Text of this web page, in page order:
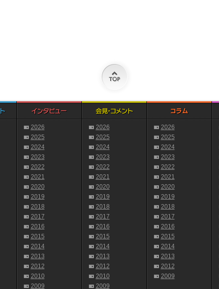
2026
2025
2024
2023
2022
2021
2020
2019
2018
2017
2016
2015
2014
2013
2012
2010
2009
2026
2025
2024
2023
2022
2021
2020
2019
2018
2017
2016
2015
2014
2013
2012
2010
2009
2026
2025
2024
2023
2022
2021
2020
2019
2018
2017
2016
2015
2014
2013
2012
2009